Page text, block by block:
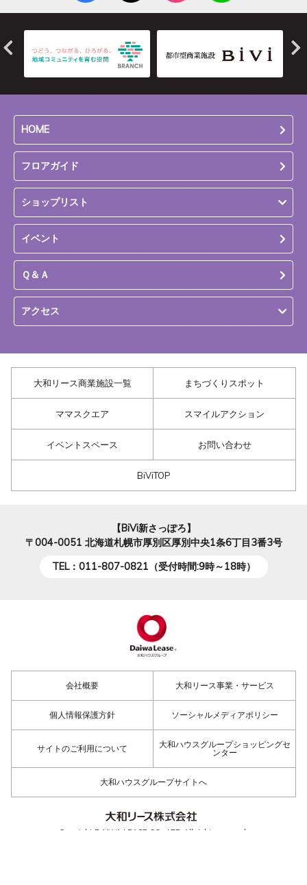
HOME
フロアガイド
ショップリスト
イベント
Ｑ＆Ａ
アクセス
大和リース商業施設一覧 まちづくりスポット
ママスクエア スマイルアクション
イベントスペース お問い合わせ
BiViTOP
【BiVi新さっぽろ】
〒004-0051 北海道札幌市厚別区厚別中央1条6丁目3番3号
TEL：011-807-0821（受付時間:9時～18時）
会社概要 大和リース事業・サービス
個人情報保護方針 ソーシャルメディアポリシー
サイトのご利用について
大和ハウスグループショッピングセ
ンター
大和ハウスグループサイトへ
Copyright DAIWA LEASE CO., LTD All rights reserved.